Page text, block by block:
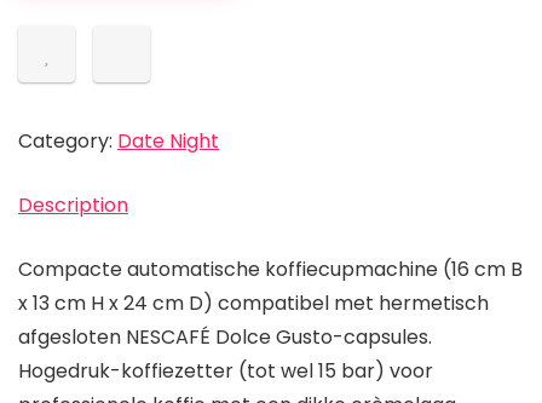
Category: Date Night
Description
Compacte automatische koffiecupmachine (16 cm B
x 13 cm H x 24 cm D) compatibel met hermetisch
afgesloten NESCAFÉ Dolce Gusto-capsules.
Hogedruk-koffiezetter (tot wel 15 bar) voor